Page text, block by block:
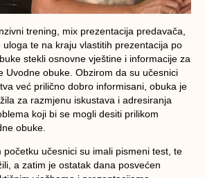
trening, mix prezentacija predavača,
uloga te na kraju vlastitih prezentacija po
stekli osnovne vještine i informacije za
Uvodne obuke. Obzirom da su učesnici
već prilično dobro informisani, obuka je
za razmjenu iskustava i adresiranja
koji bi se mogli desiti prilikom
obuke.
početku učesnici su imali pismeni test, te
a zatim je ostatak dana posvećen